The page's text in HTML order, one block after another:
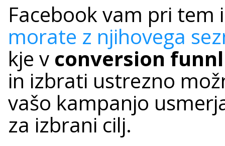
Facebook vam pri tem
morate z njihovega
kje v conversion
in izbrati ustrezno
vašo kampanjo
za izbrani cilj.